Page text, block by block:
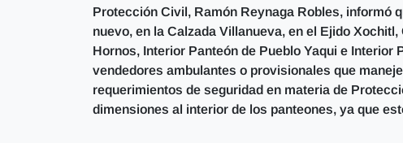
Protección Civil, Ramón Reynaga Robles, informó
nuevo, en la Calzada Villanueva, en el Ejido
Hornos, Interior Panteón de Pueblo Yaqui e
vendedores ambulantes o provisionales que
requerimientos de seguridad en materia de
dimensiones al interior de los panteones, ya que